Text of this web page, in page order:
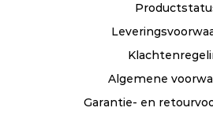
Algemene
Garantie- en